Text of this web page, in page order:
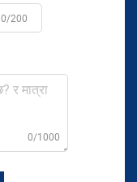
0/200
0/1000